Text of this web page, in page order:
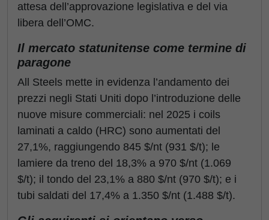
attesa dell’approvazione legislativa e del via
libera dell’OMC.
Il mercato statunitense come termine di
paragone
All Steels mette in evidenza l’andamento dei
prezzi negli Stati Uniti dopo l’introduzione delle
nuove misure commerciali: nel 2025 i coils
laminati a caldo (HRC) sono aumentati del
27,1%, raggiungendo 845 $/nt (931 $/t); le
lamiere da treno del 18,3% a 970 $/nt (1.069
$/t); il tondo del 23,1% a 880 $/nt (970 $/t); e i
tubi saldati del 17,4% a 1.350 $/nt (1.488 $/t).